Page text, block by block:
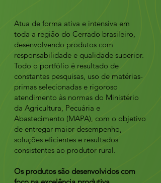
Atua de forma ativa e intensiva em
toda a região do Cerrado brasileiro,
desenvolvendo produtos com
responsabilidade e qualidade superior.
Todo o portfólio é resultado de
constantes pesquisas, uso de matérias-
primas selecionadas e rigoroso
atendimento às normas do Ministério
da Agricultura, Pecuária e
Abastecimento (MAPA), com o objetivo
de entregar maior desempenho,
soluções eficientes e resultados
consistentes ao produtor rural.
Os produtos são desenvolvidos com